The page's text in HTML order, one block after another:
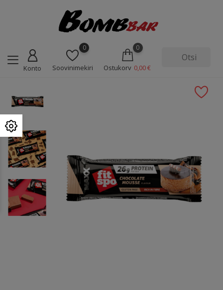
Konto
0
Soovinimekiri
0
Ostukorv 0,00 €